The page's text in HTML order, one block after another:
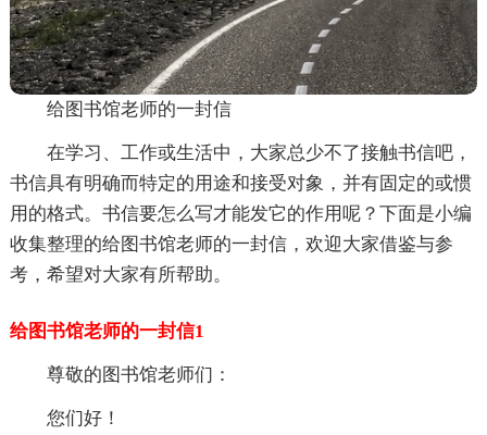
给图书馆老师的一封信
在学习、工作或生活中，大家总少不了接触书信吧，
书信具有明确而特定的用途和接受对象，并有固定的或惯
用的格式。书信要怎么写才能发它的作用呢？下面是小编
收集整理的给图书馆老师的一封信，欢迎大家借鉴与参
考，希望对大家有所帮助。
给图书馆老师的一封信1
尊敬的图书馆老师们：
您们好！